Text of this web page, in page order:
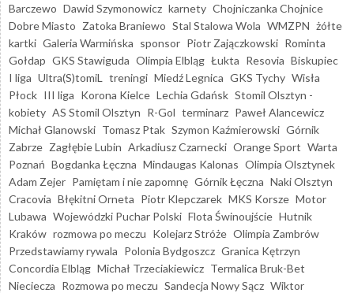
Barczewo Dawid Szymonowicz karnety Chojniczanka Chojnice
Dobre Miasto Zatoka Braniewo Stal Stalowa Wola WMZPN żółte
kartki Galeria Warmińska sponsor Piotr Zajączkowski Rominta
Gołdap GKS Stawiguda Olimpia Elbląg Łukta Resovia Biskupiec
I liga Ultra(S)tomiL treningi Miedź Legnica GKS Tychy Wisła
Płock III liga Korona Kielce Lechia Gdańsk Stomil Olsztyn -
kobiety AS Stomil Olsztyn R-Gol terminarz Paweł Alancewicz
Michał Glanowski Tomasz Ptak Szymon Kaźmierowski Górnik
Zabrze Zagłębie Lubin Arkadiusz Czarnecki Orange Sport Warta
Poznań Bogdanka Łęczna Mindaugas Kalonas Olimpia Olsztynek
Adam Zejer Pamiętam i nie zapomnę Górnik Łęczna Naki Olsztyn
Cracovia Błękitni Orneta Piotr Klepczarek MKS Korsze Motor
Lubawa Wojewódzki Puchar Polski Flota Świnoujście Hutnik
Kraków rozmowa po meczu Kolejarz Stróże Olimpia Zambrów
Przedstawiamy rywala Polonia Bydgoszcz Granica Kętrzyn
Concordia Elbląg Michał Trzeciakiewicz Termalica Bruk-Bet
Nieciecza Rozmowa po meczu Sandecja Nowy Sącz Wiktor